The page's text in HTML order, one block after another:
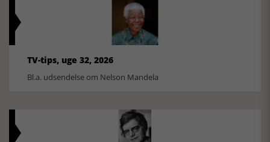
TV-tips, uge 32, 2026
Bl.a. udsendelse om Nelson Mandela